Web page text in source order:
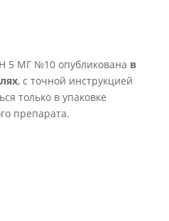
5 МГ №10 опубликована в
, с точной инструкцией
только в упаковке
препарата.